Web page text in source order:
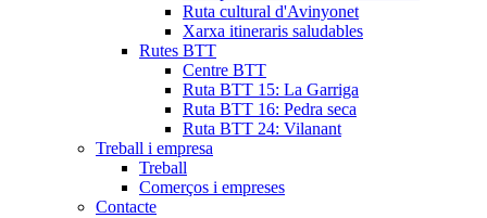
Ruta cultural d'Avinyonet
Xarxa itineraris saludables
Rutes BTT
Centre BTT
Ruta BTT 15: La Garriga
Ruta BTT 16: Pedra seca
Ruta BTT 24: Vilanant
Treball i empresa
Treball
Comerços i empreses
Contacte